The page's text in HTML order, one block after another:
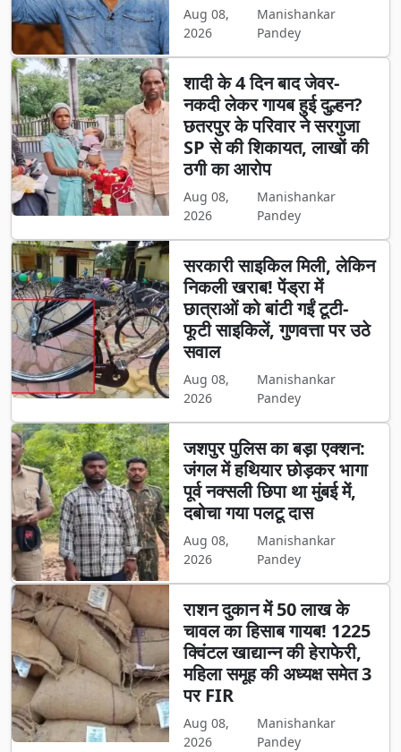
Aug 08,
2026
Manishankar
Pandey
शादी के 4 दिन बाद जेवर-
नकदी लेकर गायब हुई दुल्हन?
छतरपुर के परिवार ने सरगुजा
SP से की शिकायत, लाखों की
ठगी का आरोप
Aug 08,
2026
Manishankar
Pandey
सरकारी साइकिल मिली, लेकिन
निकली खराब! पेंड्रा में
छात्राओं को बांटी गईं टूटी-
फूटी साइकिलें, गुणवत्ता पर उठे
सवाल
Aug 08,
2026
Manishankar
Pandey
जशपुर पुलिस का बड़ा एक्शन:
जंगल में हथियार छोड़कर भागा
पूर्व नक्सली छिपा था मुंबई में,
दबोचा गया पलटू दास
Aug 08,
2026
Manishankar
Pandey
राशन दुकान में 50 लाख के
चावल का हिसाब गायब! 1225
क्विंटल खाद्यान्न की हेराफेरी,
महिला समूह की अध्यक्ष समेत 3
पर FIR
Aug 08,
2026
Manishankar
Pandey